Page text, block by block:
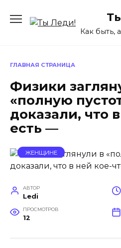
содержанию
Как быть,
ГЛАВНАЯ СТРАНИЦА
Физики
«полную
доказали, что
есть —
ЖЕНЩИНЕ
АВТОР
Ledi
ПРОСМОТРОВ
12